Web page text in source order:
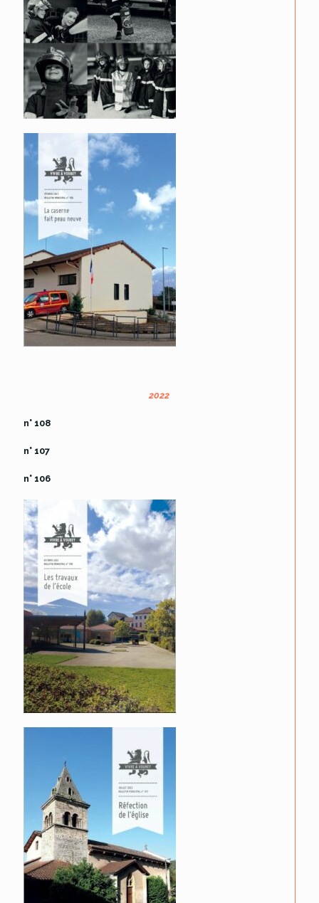
2022
n° 108
n° 107
n° 106